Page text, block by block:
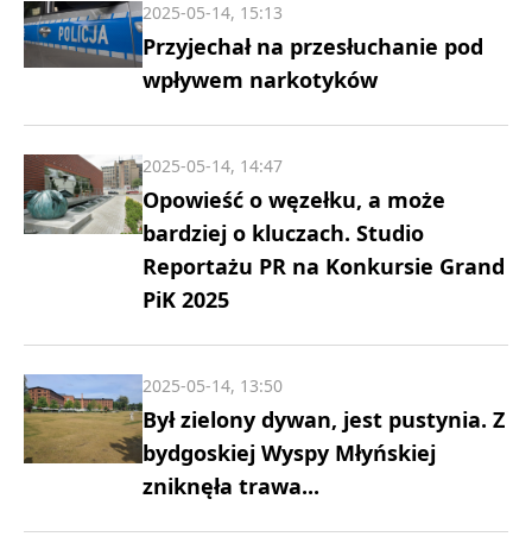
Przyjechał na przesłuchanie pod
wpływem narkotyków
2025-05-14, 15:13
Opowieść o węzełku, a może
bardziej o kluczach. Studio
Reportażu PR na Konkursie Grand
PiK 2025
2025-05-14, 14:47
Był zielony dywan, jest pustynia. Z
bydgoskiej Wyspy Młyńskiej
zniknęła trawa...
2025-05-14, 13:50